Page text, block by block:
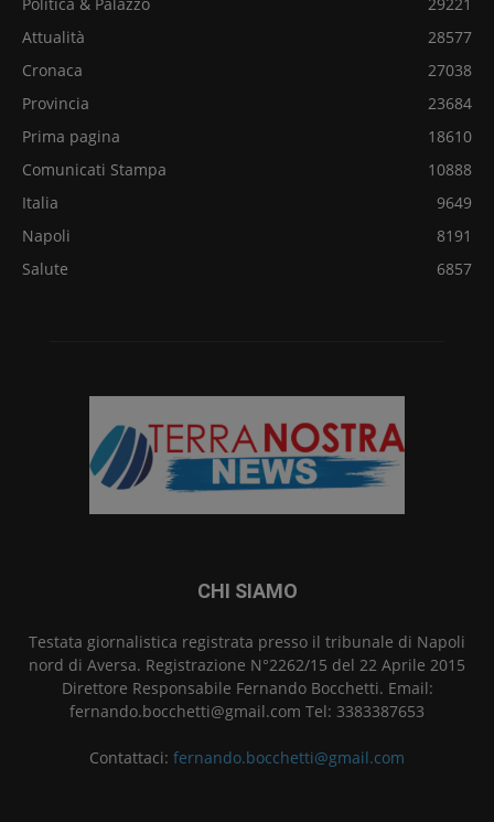
Attualità
28577
Cronaca
27038
Provincia
23684
Prima pagina
18610
Comunicati Stampa
10888
Italia
9649
Napoli
8191
Salute
6857
CHI SIAMO
Testata giornalistica registrata presso il tribunale di Napoli
nord di Aversa. Registrazione N°2262/15 del 22 Aprile 2015
Direttore Responsabile Fernando Bocchetti. Email:
fernando.bocchetti@gmail.com Tel: 3383387653
Contattaci: fernando.bocchetti@gmail.com